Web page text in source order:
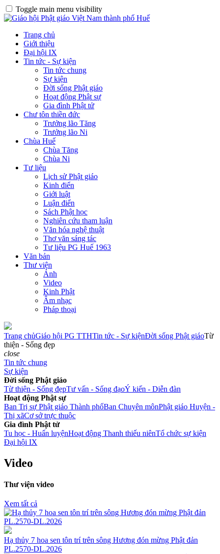
Toggle main menu visibility
Trang chủ
Giới thiệu
Đại hội IX
Tin tức - Sự kiện
Tin tức chung
Sự kiện
Đời sống Phật giáo
Hoạt động Phật sự
Gia đình Phật tử
Chư tôn thiền đức
Trưởng lão Tăng
Trưởng lão Ni
Chùa Huế
Chùa Tăng
Chùa Ni
Tư liệu
Lịch sử Phật giáo
Kinh điển
Giới luật
Luận điển
Sách Phật học
Nghiên cứu tham luận
Văn hóa nghệ thuật
Thơ văn sáng tác
Tư liệu PG Huế 1963
Văn bản
Thư viện
Ảnh
Video
Kinh Phật
Âm nhạc
Pháp thoại
Trang chủGiáo hội PG TTHTin tức - Sự kiệnĐời sống Phật giáoTừ
thiện - Sống đẹp
close
Tin tức chung
Sự kiện
Đời sống Phật giáo
Từ thiện - Sống đẹpTư vấn - Sống đạoÝ kiến - Diễn đàn
Hoạt động Phật sự
Ban Trị sự Phật giáo Thành phốBan Chuyên mônPhật giáo Huyện -
Thị xãCơ sở trực thuộc
Gia đình Phật tử
Tu học - Huấn luyệnHoạt động Thanh thiếu niênTổ chức sự kiện
Đại hội IX
Video
Thư viện video
Xem tất cả
Hạ thủy 7 hoa sen tôn trí trên sông Hương đón mừng Phật đản
PL.2570-DL.2026